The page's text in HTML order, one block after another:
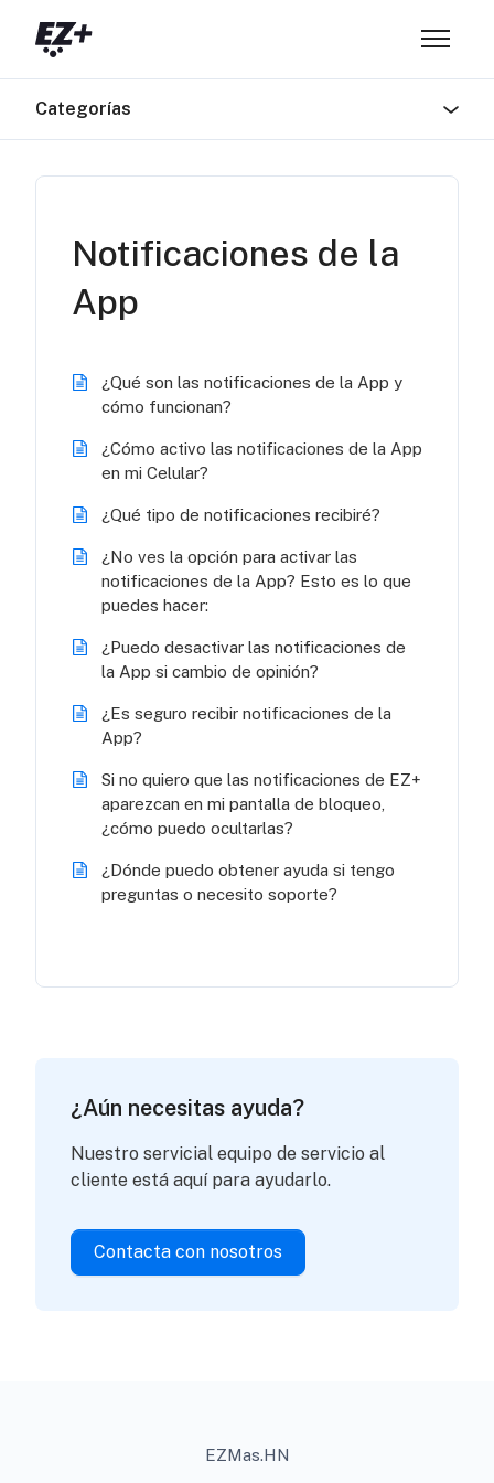
Abrir/
Categorías
Notificaciones de la
App
¿Qué son las notificaciones de la App y
cómo funcionan?
¿Cómo activo las notificaciones de la App
en mi Celular?
¿Qué tipo de notificaciones recibiré?
¿No ves la opción para activar las
notificaciones de la App? Esto es lo que
puedes hacer:
¿Puedo desactivar las notificaciones de
la App si cambio de opinión?
¿Es seguro recibir notificaciones de la
App?
Si no quiero que las notificaciones de EZ+
aparezcan en mi pantalla de bloqueo,
¿cómo puedo ocultarlas?
¿Dónde puedo obtener ayuda si tengo
preguntas o necesito soporte?
¿Aún necesitas ayuda?
Nuestro servicial equipo de servicio al
cliente está aquí para ayudarlo.
Contacta con nosotros
EZMas.HN